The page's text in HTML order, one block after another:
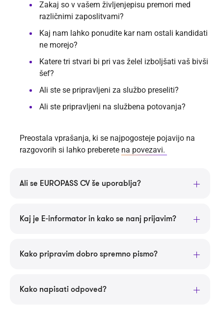
Zakaj so v vašem življenjepisu premori med
različnimi zaposlitvami?
Kaj nam lahko ponudite kar nam ostali kandidati
ne morejo?
Katere tri stvari bi pri vas želel izboljšati vaš bivši
šef?
Ali ste se pripravljeni za službo preseliti?
Ali ste pripravljeni na službena potovanja?
Preostala vprašanja, ki se najpogosteje pojavijo na
razgovorih si lahko preberete na povezavi.
Ali se EUROPASS CV še uporablja?
Kaj je E-informator in kako se nanj prijavim?
Kako pripravim dobro spremno pismo?
Kako napisati odpoved?